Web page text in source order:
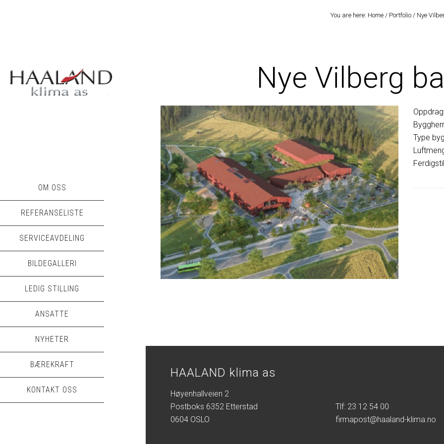
OM OSS
REFERANSELISTE
SERVICEAVDELING
BILDEGALLERI
LEDIG STILLING
ANSATTE
NYHETER
BÆREKRAFT
KONTAKT OSS
You are here: Home / Portfolio / Nye
Nye Vilberg
Type
HAALAND klima as
Høyenhallveien 2
Postboks 6352 Etterstad
0604 OSLO
Tlf: 23 12 54 00
firmapost@haaland-klima.no